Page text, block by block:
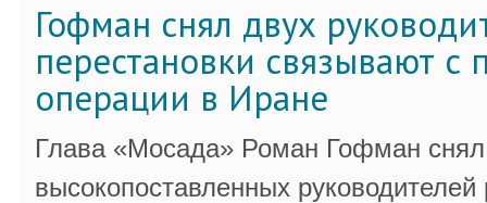
Гофман снял двух
перестановки связывают с
операции в Иране
Глава «Мосада» Роман Гофман снял
высокопоставленных